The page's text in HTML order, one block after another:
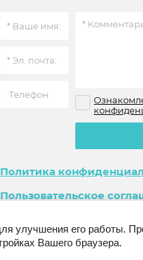
Политика
Пользовательское
улучшения его работы.
Вашего браузера.